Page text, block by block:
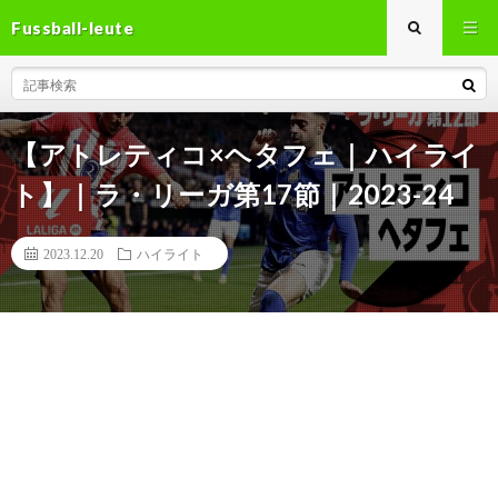
Fussball-leute
【アトレティコ×ヘタフェ｜ハイライ
ト】｜ラ・リーガ第17節｜2023-24
2023.12.20 ハイライト